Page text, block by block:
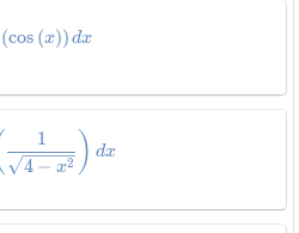
(cos (x)) dx
4 − x2
1 ) dx